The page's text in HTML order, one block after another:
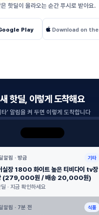
핫딜이 올라오는 순간 푸시로 받아요.
Play Download on the
새 핫딜, 이렇게 도착해요
타’ 알림을 켜 두면 이렇게 도착합니다
알림 · 방금 기타
실장 1800 화이트 높은 티비다이 tv장
(279,000원 / 배송 20,000원)
· 지금 확인하세요
알림 · 7분 전 식품